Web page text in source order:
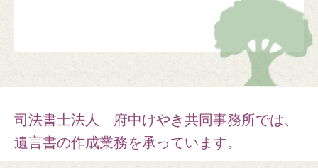
会社法人登記
司法書士法人 府中けやき共同事務所では、
遺言書の作成業務を承っています。